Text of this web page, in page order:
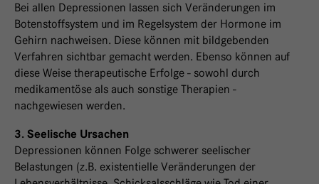
Bei allen Depressionen lassen sich Veränderungen im
Botenstoffsystem und im Regelsystem der Hormone im
Gehirn nachweisen. Diese können mit bildgebenden
Verfahren sichtbar gemacht werden. Ebenso können auf
diese Weise therapeutische Erfolge - sowohl durch
medikamentöse als auch sonstige Therapien -
nachgewiesen werden.
3. Seelische Ursachen
Depressionen können Folge schwerer seelischer
Belastungen (z.B. existentielle Veränderungen der